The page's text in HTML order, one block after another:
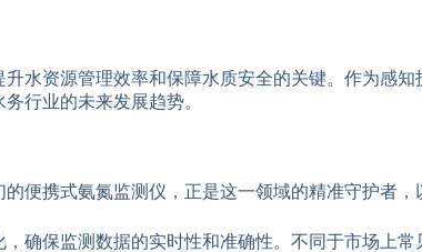
水资源管理效率和保障水质安全的关键。作为感
行业的未来发展趋势。
便携式氨氮监测仪，正是这一领域的精准守护者
确保监测数据的实时性和准确性。不同于市场上